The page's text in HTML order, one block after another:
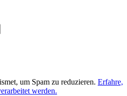
um Spam zu reduzieren. Erfahre,
werden.